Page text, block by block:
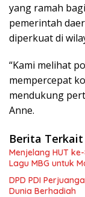
yang ramah
pemerintah
diperkuat di
“Kami melihat
mempercepat
mendukung
Anne.
Berita Terkait
Menjelang HUT
Lagu MBG untuk
DPD PDI
Dunia Berhadiah